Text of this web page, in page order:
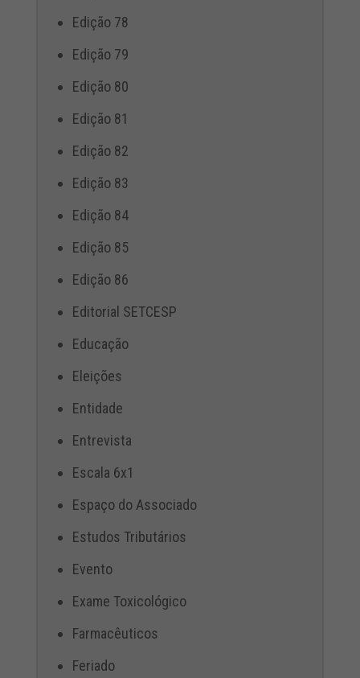
Edição 78
Edição 79
Edição 80
Edição 81
Edição 82
Edição 83
Edição 84
Edição 85
Edição 86
Editorial SETCESP
Educação
Eleições
Entidade
Entrevista
Escala 6x1
Espaço do Associado
Estudos Tributários
Evento
Exame Toxicológico
Farmacêuticos
Feriado